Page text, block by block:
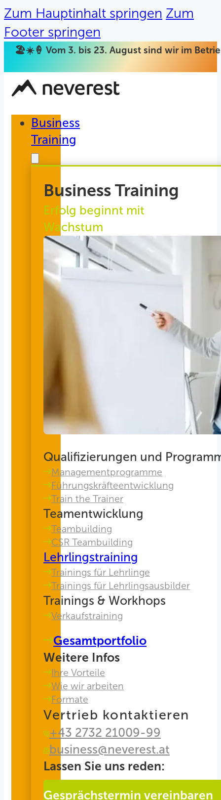
Zum Hauptinhalt springen Zum
Footer springen
🏖️☀️🍦 Vom 3. bis 23. August sind wir im
Business
Training
Business Training
Erfolg beginnt mit
Wachstum
Qualifizierungen und
Managementprogramme
Führungskräfteentwicklung
Train the Trainer
Teamentwicklung
Teambuilding
CSR Teambuilding
Lehrlingstraining
Trainings für Lehrlinge
Trainings für Lehrlingsausbilder
Trainings & Workhops
Verkaufstraining
Gesamtportfolio
Weitere Infos
Ihre Vorteile
Wie wir arbeiten
Formate
Vertrieb kontaktieren
+43 2732 21009-99
business@neverest.at
Lassen Sie uns reden:
Gesprächstermin vereinbaren